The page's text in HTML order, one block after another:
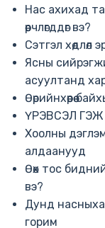
Нас ахихад
өөрчлөгддөг вэ?
Сэтгэл хөдлөл
Ясны
асуултанд
Өөрийнхөөрөө
ҮРЭВСЭЛ
Хоолны
алдаанууд
Өөх тос
вэ?
Дунд
горим